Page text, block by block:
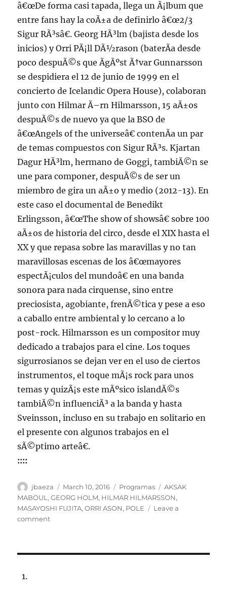
â€œDe forma casi tapada, llega un Ã¡lbum que
entre fans hay la coÃ±a de definirlo â€œ2/3
Sigur RÃ³sâ€. Georg HÃ³lm (bajista desde los
inicios) y Orri PÃ¡ll DÃ½rason (baterÃ­a desde
poco despuÃ©s que ÃgÃºst Ã†var Gunnarsson
se despidiera el 12 de junio de 1999 en el
concierto de Icelandic Opera House), colaboran
junto con Hilmar Ã–rn Hilmarsson, 15 aÃ±os
despuÃ©s de nuevo ya que la BSO de
â€œAngels of the universeâ€ contenÃ­a un par
de temas compuestos con Sigur RÃ³s. Kjartan
Dagur HÃ³lm, hermano de Goggi, tambiÃ©n se
une para componer, despuÃ©s de ser un
miembro de gira un aÃ±o y medio (2012-13). En
este caso el documental de Benedikt
Erlingsson, â€œThe show of showsâ€ sobre 100
aÃ±os de historia del circo, desde el XIX hasta el
XX y que repasa sobre las maravillas y no tan
maravillosas escenas de los â€œmayores
espectÃ¡culos del mundoâ€ en una banda
sonora para nada cirquense, sino entre
preciosista, agobiante, frenÃ©tica y pese a eso
a caballo entre ambiental y lo cercano a lo
post-rock. Hilmarsson es un compositor muy
dedicado a trabajos para el cine. Los toques
sigurrosianos se dejan ver en el uso de ciertos
instrumentos, el toque mÃ¡s rock para unos
temas y quizÃ¡s este mÃºsico islandÃ©s
tambiÃ©n influenciÃ³ a la banda y hasta
Sveinsson, incluso en su trabajo en solitario en
el presente con algunos trabajos en el
sÃ©ptimo arteâ€.
::::
Author
jbaeza
Posted
on
March 10, 2016 Categories
Programas Tags
AKSAK
MABOUL,GEORG HOLM, HILMAR HILMARSSON,
MASAYOSHI FUJITA,ORRI ASON, POLE
Leave a
commenton